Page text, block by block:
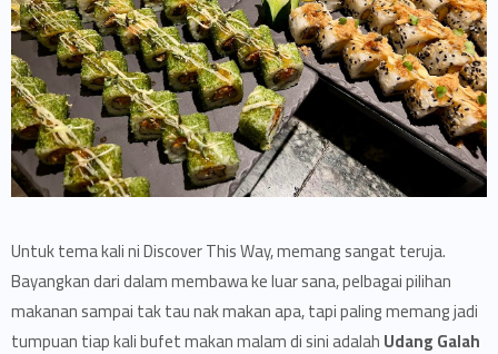
Untuk tema kali ni Discover This Way, memang sangat teruja.
Bayangkan dari dalam membawa ke luar sana, pelbagai pilihan
makanan sampai tak tau nak makan apa, tapi paling memang jadi
tumpuan tiap kali bufet makan malam di sini adalahUdang Galah